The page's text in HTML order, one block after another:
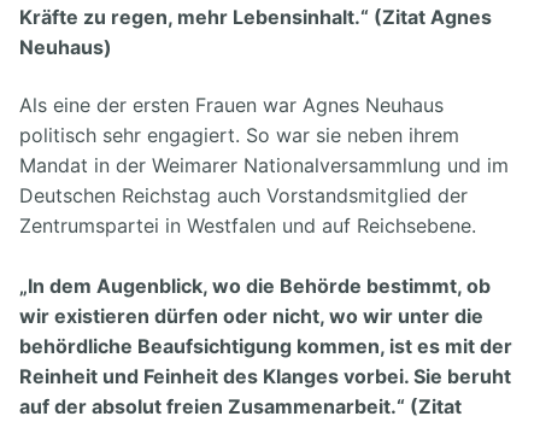
Kräfte zu regen, mehr Lebensinhalt.“ (Zitat Agnes
Neuhaus)
Als eine der ersten Frauen war Agnes Neuhaus
politisch sehr engagiert. So war sie neben ihrem
Mandat in der Weimarer Nationalversammlung und im
Deutschen Reichstag auch Vorstandsmitglied der
Zentrumspartei in Westfalen und auf Reichsebene.
„In dem Augenblick, wo die Behörde bestimmt, ob
wir existieren dürfen oder nicht, wo wir unter die
behördliche Beaufsichtigung kommen, ist es mit der
Reinheit und Feinheit des Klanges vorbei. Sie beruht
auf der absolut freien Zusammenarbeit.“ (Zitat